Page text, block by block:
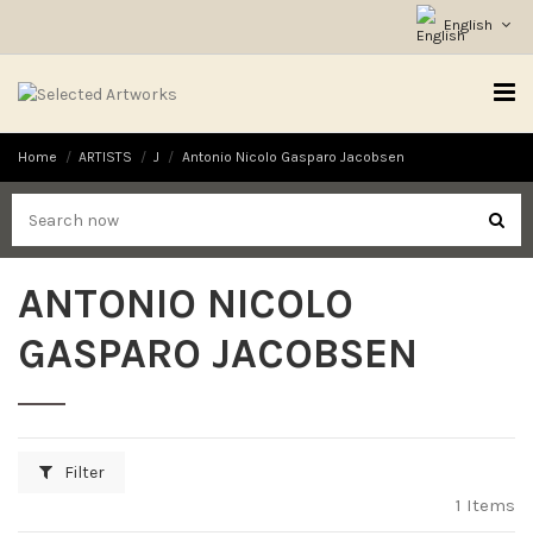
English
Home ARTISTS J Antonio Nicolo Gasparo Jacobsen
ANTONIO NICOLO
GASPARO JACOBSEN
Filter
1 Items